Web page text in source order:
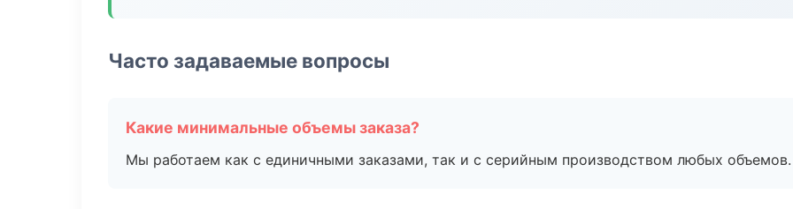
Часто задаваемые вопросы
Какие минимальные объемы заказа?
Мы работаем как с единичными заказами, так и с серийным производством любых объемов.